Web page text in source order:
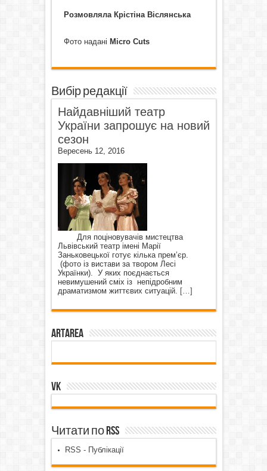
Розмовляла Крістіна Віслянська
Фото надані Micro Cuts
Вибір редакції
Найдавніший театр
України запрошує на новий
сезон
Вересень 12, 2016
Для поціновувачів мистецтва
Львівський театр імені Марії
Заньковецької готує кілька прем’єр.
(фото із вистави за твором Лесі
Українки). У яких поєднається
невимушений сміх із непідробним
драматизмом життєвих ситуацій. […]
ArtArea
VK
Читати по RSS
RSS - Публікації